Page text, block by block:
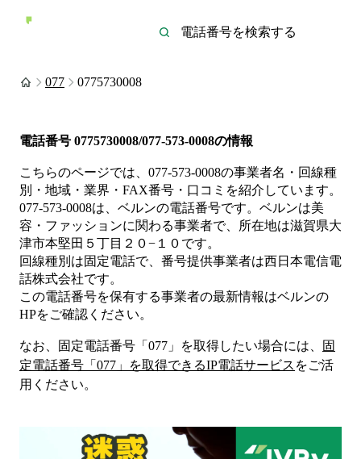
077 0775730008
電話番号 0775730008/077-573-0008の情報
こちらのページでは、 077-573-0008の事業者名・回線種
別・地域・業界・FAX番号・口コミを紹介しています。
077-573-0008は、 ベルンの電話番号です。 ベルンは美
容・ファッションに関わる事業者で、所在地は滋賀県大
津市本堅田５丁目２０−１０ です。
回線種別は固定電話で、番号提供事業者は西日本電信電
話株式会社です。
この電話番号を保有する事業者の最新情報はベルンの
HPをご確認ください。
なお、固定電話番号「 077 」を取得したい場合には、
固
定電話番号「 077 」を取得できるIP電話サービス をご活
用ください。